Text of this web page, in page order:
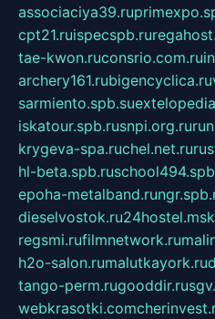
associaciya39.ru
cpt21.ruispecspb.ru
tae-kwon.ruconsrio.com.ru
archery161.rubigencyclica.ru
sarmiento.spb.su
iskatour.spb.rusnpi.org.ru
krygeva-spa.ruchel.net.ru
hl-beta.spb.ru
epoha-metalband.ru
dieselvostok.ru
regsmi.rufilmnetwork.ru
h2o-salon.rumalutkayork.ru
tango-perm.rugooddir.ru
webkrasotki.com